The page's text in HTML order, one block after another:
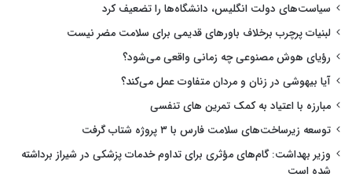
سیاست‌های دولت انگلیس، دانشگاه‌ها را تضعیف کرد
لبنیات پرچرب برخلاف باورهای قدیمی برای سلامت مضر نیست
رؤیای هوش مصنوعی چه زمانی واقعی می‌شود؟
آیا بیهوشی در زنان و مردان متفاوت عمل می‌کند؟
مبارزه با اعتیاد به کمک تمرین های تنفسی
توسعه زیرساخت‌های سلامت فارس با ۳ پروژه شتاب گرفت
وزیر بهداشت: گام‌های مؤثری برای تداوم خدمات پزشکی در شیراز برداشته
شده است